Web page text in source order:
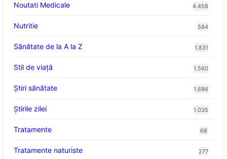
Noutati Medicale 4.458
Nutritie 584
Sănătate de la A la Z 1.831
Stil de viaţă 1.560
Ştiri sănătate 1.686
Știrile zilei 1.035
Tratamente 68
Tratamente naturiste 277